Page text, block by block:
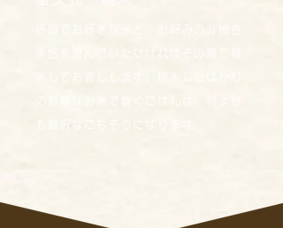
歩合を選んでいただければその場で精
も贅沢なごちそうになります。